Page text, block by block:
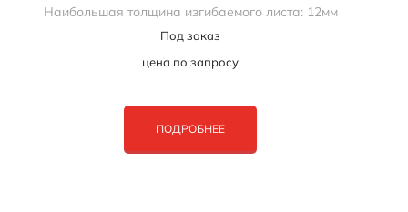
Наибольшая толщина изгибаемого листа: 12мм
Под заказ
цена по запросу
ПОДРОБНЕЕ